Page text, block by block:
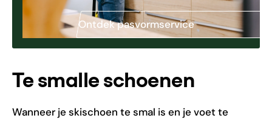
Ontdek pasvormservice
Te smalle schoenen
Wanneer je skischoen te smal is en je voet te